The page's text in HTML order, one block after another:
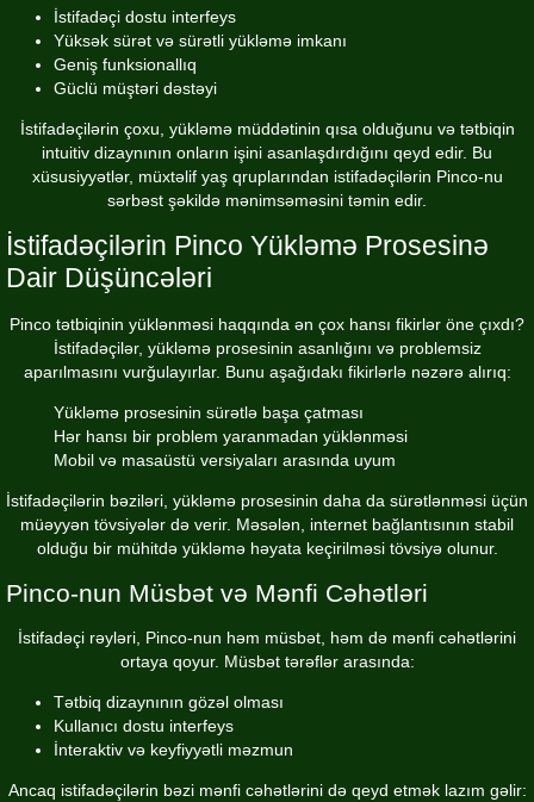
İstifadəçi dostu interfeys
Yüksək sürət və sürətli yükləmə imkanı
Geniş funksionallıq
Güclü müştəri dəstəyi
İstifadəçilərin çoxu, yükləmə müddətinin qısa olduğunu və tətbiqin
intuitiv dizaynının onların işini asanlaşdırdığını qeyd edir. Bu
xüsusiyyətlər, müxtəlif yaş qruplarından istifadəçilərin Pinco-nu
sərbəst şəkildə mənimsəməsini təmin edir.
İstifadəçilərin Pinco Yükləmə Prosesinə
Dair Düşüncələri
Pinco tətbiqinin yüklənməsi haqqında ən çox hansı fikirlər öne çıxdı?
İstifadəçilər, yükləmə prosesinin asanlığını və problemsiz
aparılmasını vurğulayırlar. Bunu aşağıdakı fikirlərlə nəzərə alırıq:
Yükləmə prosesinin sürətlə başa çatması
Hər hansı bir problem yaranmadan yüklənməsi
Mobil və masaüstü versiyaları arasında uyum
İstifadəçilərin bəziləri, yükləmə prosesinin daha da sürətlənməsi üçün
müəyyən tövsiyələr də verir. Məsələn, internet bağlantısının stabil
olduğu bir mühitdə yükləmə həyata keçirilməsi tövsiyə olunur.
Pinco-nun Müsbət və Mənfi Cəhətləri
İstifadəçi rəyləri, Pinco-nun həm müsbət, həm də mənfi cəhətlərini
ortaya qoyur. Müsbət tərəflər arasında:
Tətbiq dizaynının gözəl olması
Kullanıcı dostu interfeys
İnteraktiv və keyfiyyətli məzmun
Ancaq istifadəçilərin bəzi mənfi cəhətlərini də qeyd etmək lazım gəlir: